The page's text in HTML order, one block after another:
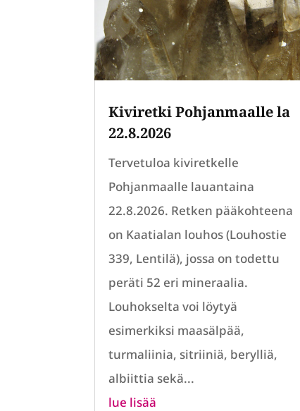
Kiviretki Pohjanmaalle la
22.8.2026
Tervetuloa kiviretkelle
Pohjanmaalle lauantaina
22.8.2026. Retken pääkohteena
on Kaatialan louhos (Louhostie
339, Lentilä), jossa on todettu
peräti 52 eri mineraalia.
Louhokselta voi löytyä
esimerkiksi maasälpää,
turmaliinia, sitriiniä, berylliä,
albiittia sekä...
lue lisää